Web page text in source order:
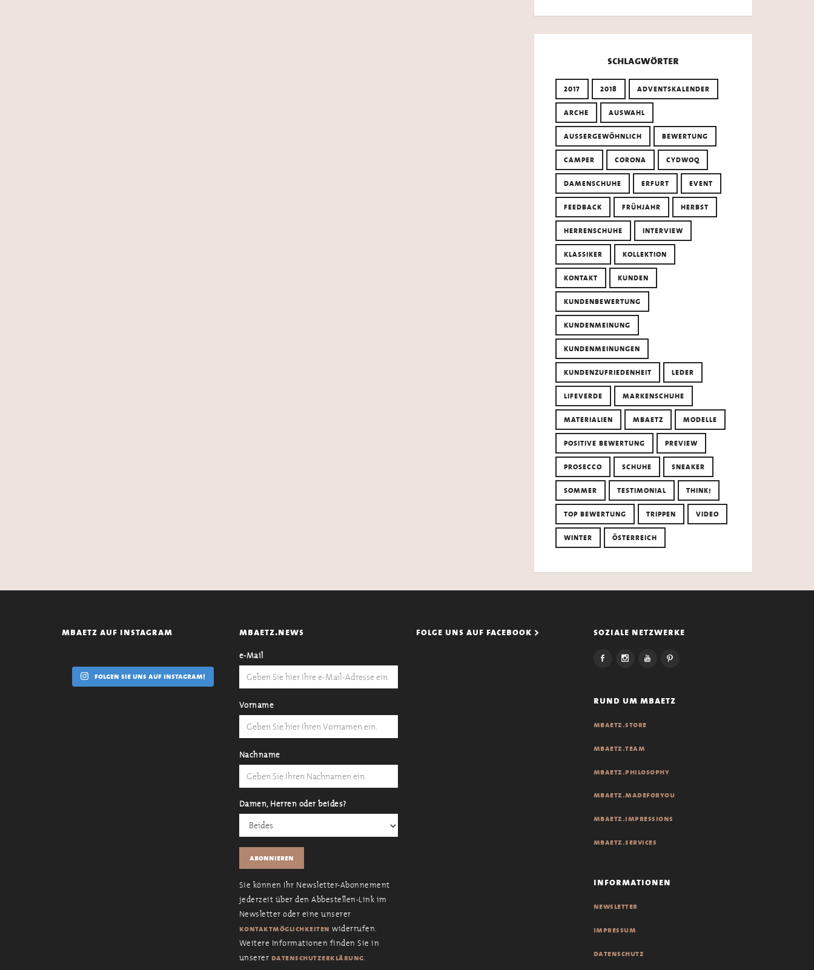
schlagwörter
2017 2018 ADVENTSKALENDER
ARCHE AUSWAHL
AUSSERGEWÖHNLICH BEWERTUNG
CAMPER CORONA CYDWOQ
DAMENSCHUHE ERFURT EVENT
FEEDBACK FRÜHJAHR HERBST
HERRENSCHUHE INTERVIEW
KLASSIKER KOLLEKTION
KONTAKT KUNDEN
KUNDENBEWERTUNG
KUNDENMEINUNG
KUNDENMEINUNGEN
KUNDENZUFRIEDENHEIT LEDER
LIFEVERDE MARKENSCHUHE
MATERIALIEN MBAETZ MODELLE
POSITIVE BEWERTUNG PREVIEW
PROSECCO SCHUHE SNEAKER
SOMMER TESTIMONIAL THINK!
TOP BEWERTUNG TRIPPEN VIDEO
WINTER ÖSTERREICH
mbaetz auf instagram
folgen sie uns auf instagram!
mbaetz.news
e-Mail
Vorname
Nachname
Damen, Herren oder beides?
Sie können Ihr Newsletter-Abonnement
jederzeit über den Abbestellen-Link im
Newsletter oder eine unserer
kontaktmöglichkeiten widerrufen.
Weitere Informationen finden Sie in
unserer datenschutzerklärung.
folge uns auf facebook > soziale netzwerke
rund um mbaetz
mbaetz.store
mbaetz.team
mbaetz.philosophy
mbaetz.madeforyou
mbaetz.impressions
mbaetz.services
informationen
newsletter
impressum
datenschutz